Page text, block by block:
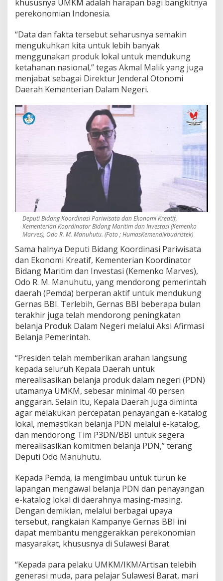
khususnya UMKM adalah harapan bagi bangkitnya
perekonomian Indonesia.
“Data dan fakta tersebut seharusnya semakin
mengukuhkan kita untuk lebih banyak
menggunakan produk lokal untuk mendukung
ketahanan nasional,” tegas Akmal Malik yang juga
menjabat sebagai Direktur Jenderal Otonomi
Daerah Kementerian Dalam Negeri.
Deputi Bidang Koordinasi Pariwisata dan Ekonomi Kreatif,
Kementerian Koordinator Bidang Maritim dan Investasi (Kemenko
Marves), Odo R. M. Manuhutu. (Foto ; HumasKemendikbudristek)
Sama halnya Deputi Bidang Koordinasi Pariwisata
dan Ekonomi Kreatif, Kementerian Koordinator
Bidang Maritim dan Investasi (Kemenko Marves),
Odo R. M. Manuhutu, yang mendorong pemerintah
daerah (Pemda) berperan aktif untuk mendukung
Gernas BBI. Terlebih, Gernas BBI beberapa bulan
terakhir juga telah mendorong peningkatan
belanja Produk Dalam Negeri melalui Aksi Afirmasi
Belanja Pemerintah.
“Presiden telah memberikan arahan langsung
kepada seluruh Kepala Daerah untuk
merealisasikan belanja produk dalam negeri (PDN)
utamanya UMKM, sebesar minimal 40 persen
anggaran. Selain itu, Kepala Daerah juga diminta
agar melakukan percepatan penayangan e-katalog
lokal, memastikan belanja PDN melalui e-katalog,
dan mendorong Tim P3DN/BBI untuk segera
merealisasikan komitmen belanja PDN,” terang
Deputi Odo Manuhutu.
Kepada Pemda, ia mengimbau untuk turun ke
lapangan mengawal belanja PDN dan penayangan
e-katalog lokal di daerahnya masing-masing.
Dengan demikian, melalui berbagai upaya
tersebut, rangkaian Kampanye Gernas BBI ini
dapat membantu menggerakkan perekonomian
masyarakat, khususnya di Sulawesi Barat.
“Kepada para pelaku UMKM/IKM/Artisan telebih
generasi muda, para pelajar Sulawesi Barat, mari